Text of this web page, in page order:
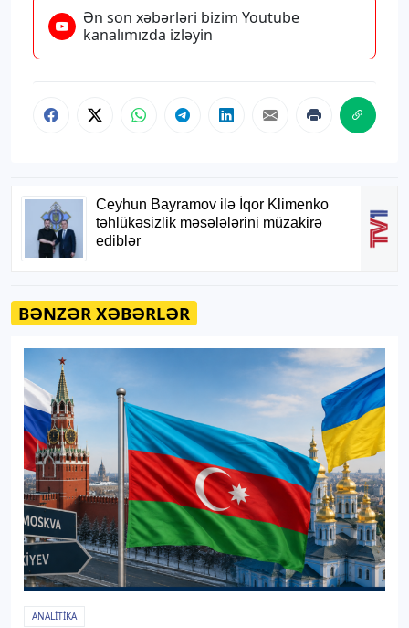
Ən son xəbərləri bizim Youtube
kanalımızda izləyin
BƏNZƏR XƏBƏRLƏR
ANALITIKA